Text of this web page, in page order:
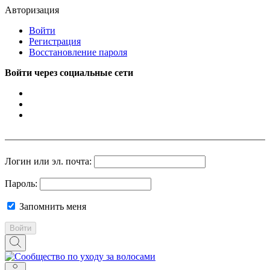
Авторизация
Войти
Регистрация
Восстановление пароля
Войти через социальные сети
Логин или эл. почта:
Пароль:
Запомнить меня
Войти